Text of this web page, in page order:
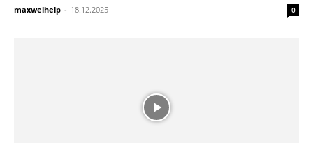
maxwelhelp - 18.12.2025 0